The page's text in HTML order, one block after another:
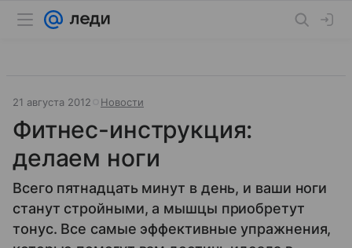
21 августа 2012 Новости
Фитнес-инструкция:
делаем ноги
Всего пятнадцать минут в день, и ваши ноги
станут стройными, а мышцы приобретут
тонус. Все самые эффективные упражнения,